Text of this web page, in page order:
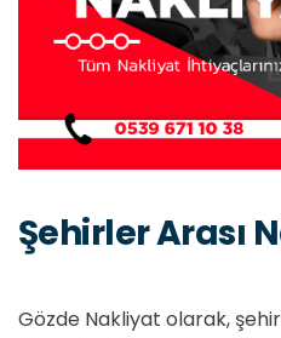
Şehirler Arası
Gözde Nakliyat olarak,